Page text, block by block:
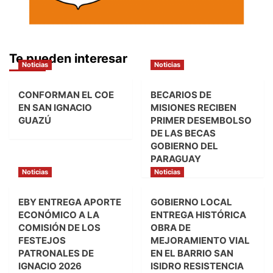
Te pueden interesar
Noticias
CONFORMAN EL COE
EN SAN IGNACIO
GUAZÚ
Noticias
BECARIOS DE
MISIONES RECIBEN
PRIMER DESEMBOLSO
DE LAS BECAS
GOBIERNO DEL
PARAGUAY
Noticias
EBY ENTREGA APORTE
ECONÓMICO A LA
COMISIÓN DE LOS
FESTEJOS
PATRONALES DE
IGNACIO 2026
Noticias
GOBIERNO LOCAL
ENTREGA HISTÓRICA
OBRA DE
MEJORAMIENTO VIAL
EN EL BARRIO SAN
ISIDRO RESISTENCIA